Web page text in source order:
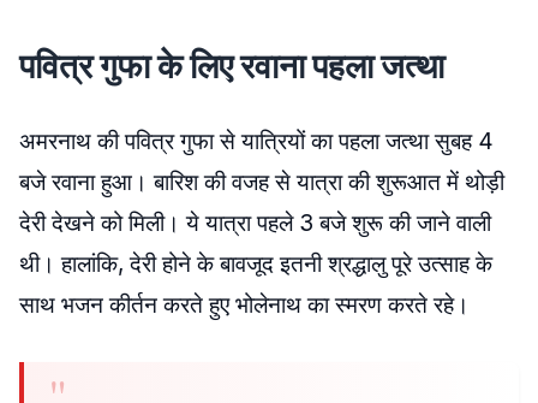
पवित्र गुफा के लिए रवाना पहला जत्था
अमरनाथ की पवित्र गुफा से यात्रियों का पहला जत्था सुबह 4
बजे रवाना हुआ। बारिश की वजह से यात्रा की शुरूआत में थोड़ी
देरी देखने को मिली। ये यात्रा पहले 3 बजे शुरू की जाने वाली
थी। हालांकि, देरी होने के बावजूद इतनी श्रद्धालु पूरे उत्साह के
साथ भजन कीर्तन करते हुए भोलेनाथ का स्मरण करते रहे।